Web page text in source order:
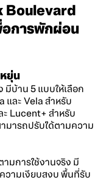
Boulevard
การพักผ่อน
ยุ่น
บ้าน 5 แบบให้เลือก
และ Vela สำหรับ
Lucent+ สำหรับ
มารถปรับได้ตามความ
มการใช้งานจริง มี
วามเงียบสงบ พื้นที่รับ